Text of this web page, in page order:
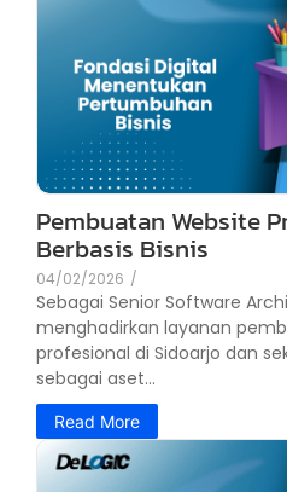
Pembuatan Website
Berbasis Bisnis
04/02/2026 /
Sebagai Senior Software
menghadirkan layanan
profesional di Sidoarjo dan
sebagai aset...
Read More